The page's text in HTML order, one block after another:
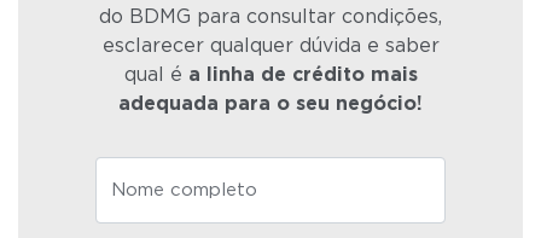
do BDMG para consultar condições,
esclarecer qualquer dúvida e saber
qual é a linha de crédito mais
adequada para o seu negócio!